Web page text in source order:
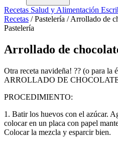
Recetas Salud y Alimentación
Recetas / Pastelería / Arrollado de
Pastelería
Arrollado de
Otra receta navideña! ?? (o para la
ARROLLADO DE
PROCEDIMIENTO:
1. Batir los huevos con el azúcar.
colocar en un placa con papel
Colocar la mezcla y esparcir bien.